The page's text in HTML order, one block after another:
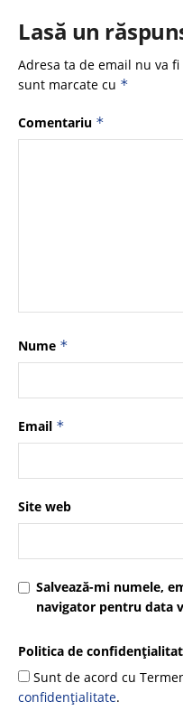
Lasă un
Adresa ta de email nu va
sunt marcate cu *
Comentariu *
Nume *
Email *
Site web
Salvează-mi numele,
navigator pentru data
Politica de
Sunt de acord cu
confidențialitate.